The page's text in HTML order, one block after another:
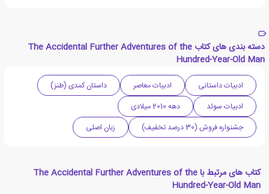
دسته بندی های کتاب The Accidental Further Adventures of the
Hundred-Year-Old Man
ادبیات داستانی ادبیات معاصر
داستان کمدی (طنز)
ادبیات سوئد
دهه 2010 میلادی
جشنواره فروش (30 درصد تخفیف)
زبان اصلی
کتاب های مرتبط با The Accidental Further Adventures of the
Hundred-Year-Old Man